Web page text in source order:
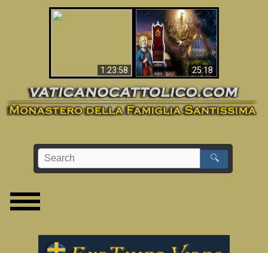
1:23:58 25:18
La Bibbia ha previsto
70 anni senza Papa?
🔍